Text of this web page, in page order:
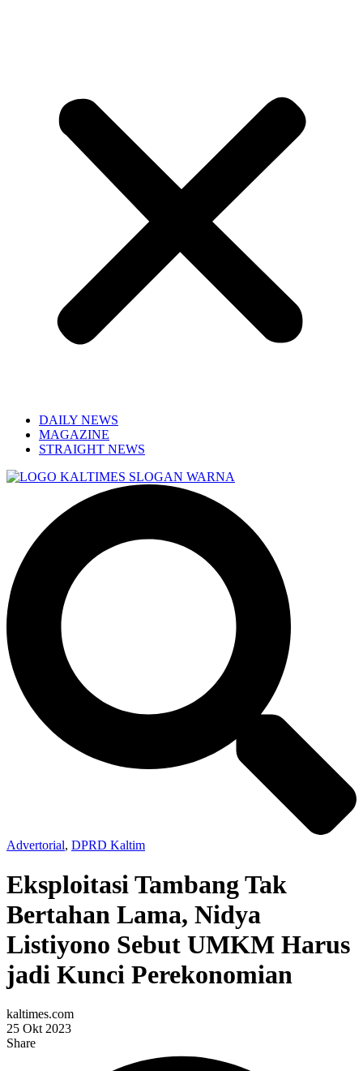
DAILY NEWS
MAGAZINE
STRAIGHT NEWS
Advertorial, DPRD Kaltim
Eksploitasi Tambang Tak
Bertahan Lama, Nidya
Listiyono Sebut UMKM Harus
jadi Kunci Perekonomian
kaltimes.com
25 Okt 2023
Share